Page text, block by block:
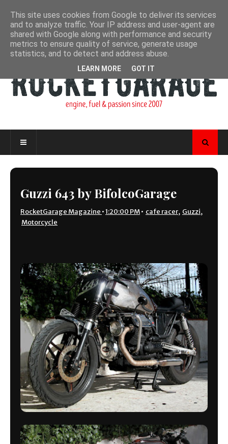
Guzzi 643 by BifolcoGarage
RocketGarage Magazine •1:20:00 PM• cafe racer, Guzzi,
Motorcycle
This site uses cookies from Google to deliver its services
and to analyze traffic. Your IP address and user-agent are
shared with Google along with performance and security
metrics to ensure quality of service, generate usage
statistics, and to detect and address abuse.
LEARN MORE GOT IT